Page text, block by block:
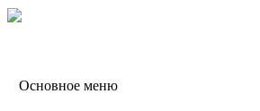
Основное меню